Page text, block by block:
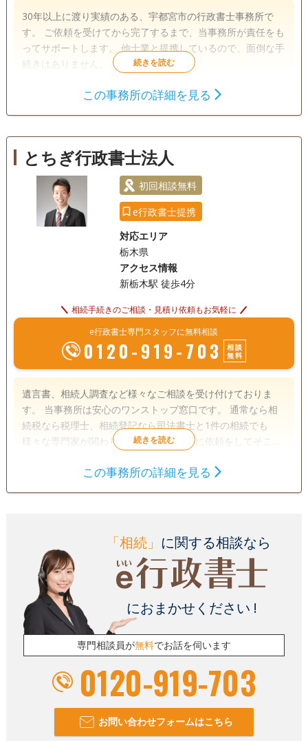
30年以上に渡り実績のある、宇都宮市の行政書士事務所で
す。 ご依頼を受けてから完了するまで、当事務所が責任をも
ってサポートします。 他士業と提携しているので、面倒な手
続きはありません。
遺産分割
相続人調査
初回相談無料 事務所面談可
この事務所の詳細を見る
とちぎ行政書士法人
初回相談無料
e行政書士提携
対応エリア
栃木県
アクセス情報
新栃木駅 徒歩4分
相続手続きのご相談・見積り依頼もお気軽に
e行政書士専門スタッフに無料相談
0120-919-703
相談
無料
遺言書、相続人調査など様々なご相談を受け付けておりま
す。 当事務所は安心のワンストップ窓口です。 通常なら相
続税なら税理士、相続登記なら司法書士と1件の相続でも
様々な専門家が関わります。個人事務所に依頼をしてそこだ
遺産分割
土日相談可 初回相談無料 18時以降相談可
この事務所の詳細を見る
「相続」 に関する相談なら
におまかせください !
専門相談員が無料でお話を伺います
0120-919-703
お問い合わせフォームはこちら